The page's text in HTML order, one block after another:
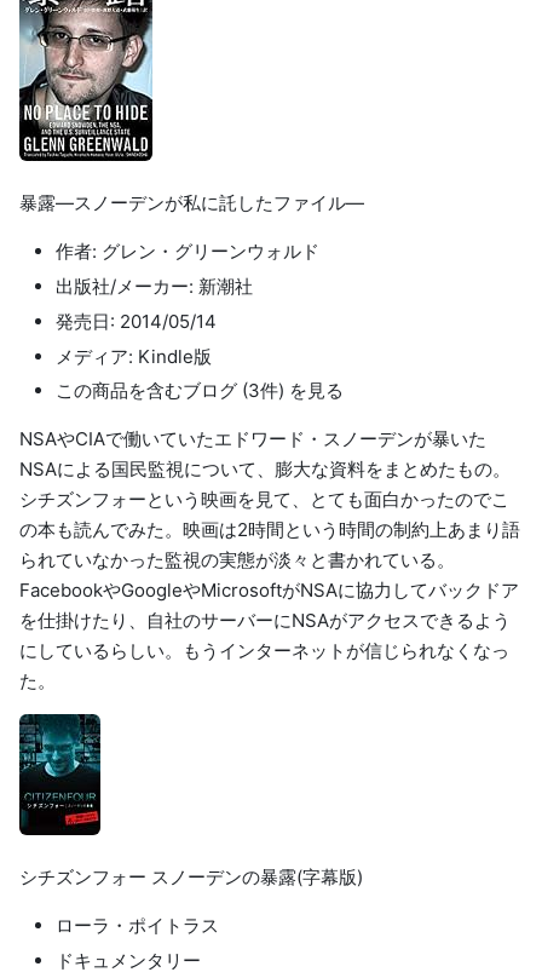
暴露―スノーデンが私に託したファイル―
作者: グレン・グリーンウォルド
出版社/メーカー: 新潮社
発売日: 2014/05/14
メディア: Kindle版
この商品を含むブログ (3件) を見る
NSAやCIAで働いていたエドワード・スノーデンが暴いた
NSAによる国民監視について、膨大な資料をまとめたもの。
シチズンフォーという映画を見て、とても面白かったのでこ
の本も読んでみた。映画は2時間という時間の制約上あまり語
られていなかった監視の実態が淡々と書かれている。
FacebookやGoogleやMicrosoftがNSAに協力してバックドア
を仕掛けたり、自社のサーバーにNSAがアクセスできるよう
にしているらしい。もうインターネットが信じられなくなっ
た。
シチズンフォー スノーデンの暴露(字幕版)
ローラ・ポイトラス
ドキュメンタリー